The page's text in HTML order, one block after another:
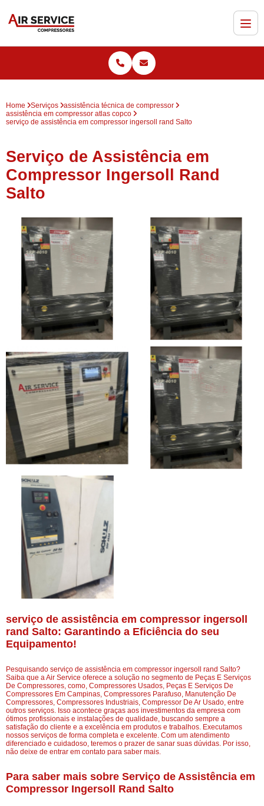
Home Serviços
assistência técnica de compressor
assistência em compressor atlas copco
serviço de assistência em compressor ingersoll rand Salto
Serviço de Assistência em
Compressor Ingersoll Rand
Salto
serviço de assistência em compressor ingersoll
rand Salto: Garantindo a Eficiência do seu
Equipamento!
Pesquisando serviço de assistência em compressor ingersoll rand Salto?
Saiba que a Air Service oferece a solução no segmento de Peças E Serviços
De Compressores, como, Compressores Usados, Peças E Serviços De
Compressores Em Campinas, Compressores Parafuso, Manutenção De
Compressores, Compressores Industriais, Compressor De Ar Usado, entre
outros serviços. Isso acontece graças aos investimentos da empresa com
ótimos profissionais e instalações de qualidade, buscando sempre a
satisfação do cliente e a excelência em produtos e trabalhos. Executamos
nossos serviços de forma completa e excelente. Com um atendimento
diferenciado e cuidadoso, teremos o prazer de sanar suas dúvidas. Por isso,
não deixe de entrar em contato para saber mais.
Para saber mais sobre Serviço de Assistência em
Compressor Ingersoll Rand Salto